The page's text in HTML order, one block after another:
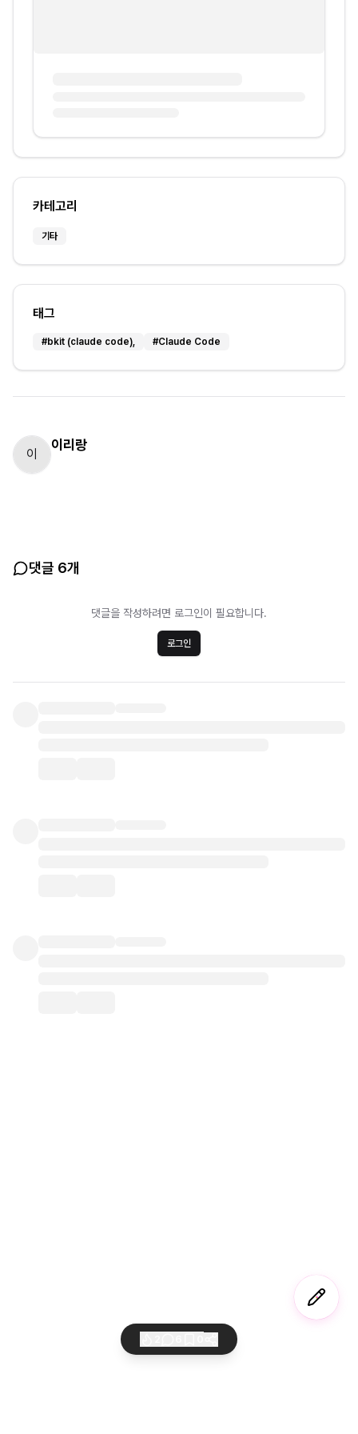
카테고리
기타
태그
#bkit (claude code), #Claude Code
이
이리랑
댓글 6개
댓글을 작성하려면 로그인이 필요합니다.
로그인